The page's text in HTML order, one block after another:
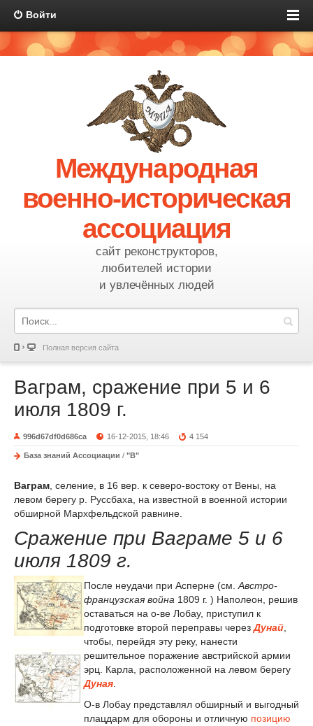
Войти
Международная
военно-историческая
ассоциация
сайт реконструкторов,
любителей истории
и увлечённых людей
Полная версия сайта
Ваграм, сражение при 5 и 6
июля 1809 г.
996d67df0d686ca 16-12-2015, 18:46 4 154
База знаний Ассоциации / "В"
Ваграм , селение, в 16 вер. к северо-востоку от Вены, на
левом берегу р. Руссбаха, на известной в военной истории
обширной Мархфельдской равнине.
Сражение при Ваграме 5 и 6
июля 1809 г.
После неудачи при Асперне (см.Австро-
французская война 1809 г. ) Наполеон, решив
оставаться на о-ве Лобау, приступил к
подготовке второй переправы черезДунай,
чтобы, перейдя эту реку, нанести
решительное поражение австрийской армии
эрц. Карла, расположенной на левом берегу
Дуная.
О-в Лобау представлял обширный и выгодный
плацдарм для обороны и отличную позицию